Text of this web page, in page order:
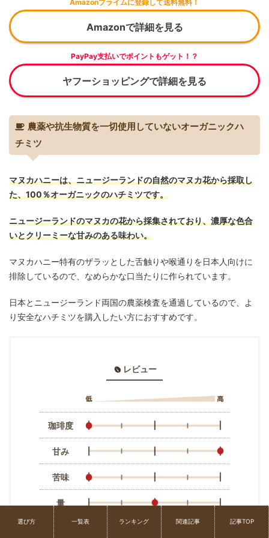
Amazonプライムに登録して送料無料！
Amazonで詳細を見る
PayPay支払いでポイントもゲット！？
ヤフーショッピングで詳細を見る
農薬や抗生物質を一切使用していないオーガニックハ
チミツ
マヌカハニーは、ニュージーランドの自然のマヌカ花から採取し
た、100％オーガニックのハチミツです。
ニュージーランドのマヌカの花から採集されており、濃厚な色合
いとクリーミーな甘みのある味わい。
マヌカハニー特有のザラッとした舌触りや喉通りを日本人向けに
排除しているので、なめらかな口当たりに作られています。
日本とニュージーランド両国の農薬検査を通過しているので、よ
り安全なハチミツを購入したい方におすすめです。
レビュー
珈琲度
甘み
苦味
量
コスパ
選び方 一覧表 ランキング 関連記事 記事TOP